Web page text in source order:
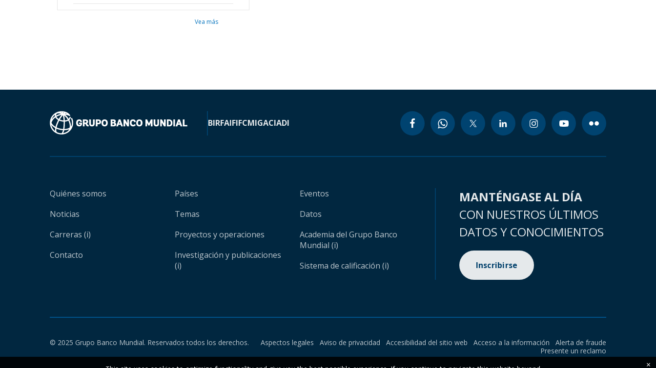
Vea más
BIRFAIFIFCMIGACIADI
Quiénes somos
Noticias
Carreras (i)
Contacto
Países
Temas
Proyectos y operaciones
Investigación y publicaciones
(i)
Eventos
Datos
Academia del Grupo Banco
Mundial (i)
Sistema de calificación (i)
MANTÉNGASE AL DÍA
CON NUESTROS ÚLTIMOS
DATOS Y CONOCIMIENTOS
Inscribirse
© 2025 Grupo Banco Mundial. Reservados todos los derechos. Aspectos legales Aviso de privacidad Accesibilidad del sitio web Acceso a la información
Alerta de fraude
Presente un reclamo
×